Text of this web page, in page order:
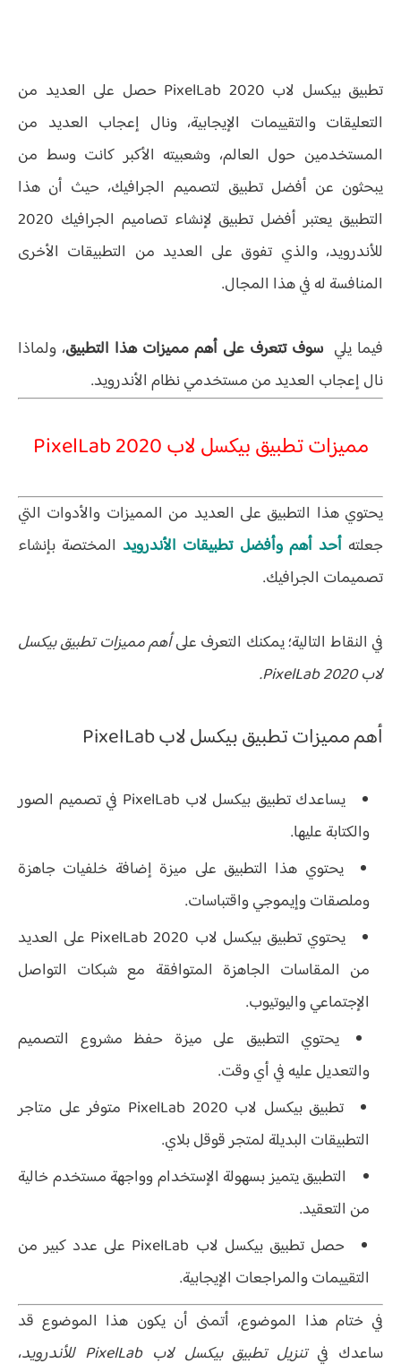
تطبيق بيكسل لاب PixelLab 2020 حصل على العديد من
التعليقات والتقييمات الإيجابية، ونال إعجاب العديد من
المستخدمين حول العالم، وشعبيته الأكبر كانت وسط من
يبحثون عن أفضل تطبيق لتصميم الجرافيك، حيث أن هذا
التطبيق يعتبر أفضل تطبيق لإنشاء تصاميم الجرافيك 2020
للأندرويد، والذي تفوق على العديد من التطبيقات الأخرى
المنافسة له في هذا المجال.
فيما يلي سوف تتعرف على أهم مميزات هذا التطبيق، ولماذا
نال إعجاب العديد من مستخدمي نظام الأندرويد.
مميزات تطبيق بيكسل لاب PixelLab 2020
يحتوي هذا التطبيق على العديد من المميزات والأدوات التي
جعلتهأحد أهم وأفضل تطبيقات الأندرويدالمختصة بإنشاء
تصميمات الجرافيك.
في النقاط التالية؛ يمكنك التعرف علىأهم مميزات تطبيق بيكسل
لاب PixelLab 2020.
أهم مميزات تطبيق بيكسل لاب PixelLab
يساعدك تطبيق بيكسل لاب PixelLab في تصميم الصور
والكتابة عليها.
يحتوي هذا التطبيق على ميزة إضافة خلفيات جاهزة
وملصقات وإيموجي واقتباسات.
يحتوي تطبيق بيكسل لاب PixelLab 2020 على العديد
من المقاسات الجاهزة المتوافقة مع شبكات التواصل
الإجتماعي واليوتيوب.
يحتوي التطبيق على ميزة حفظ مشروع التصميم
والتعديل عليه في أي وقت.
تطبيق بيكسل لاب PixelLab 2020 متوفر على متاجر
التطبيقات البديلة لمتجر قوقل بلاي.
التطبيق يتميز بسهولة الإستخدام وواجهة مستخدم خالية
من التعقيد.
حصل تطبيق بيكسل لاب PixelLab على عدد كبير من
التقييمات والمراجعات الإيجابية.
في ختام هذا الموضوع، أتمنى أن يكون هذا الموضوع قد
ساعدك في تنزيل تطبيق بيكسل لاب PixelLab للأندرويد
،